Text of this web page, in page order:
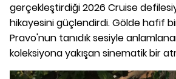
gerçekleştirdiği 2026 Cruise
hikayesini güçlendirdi. Gölde hafif
Pravo'nun tanıdık sesiyle
koleksiyona yakışan sinematik bir